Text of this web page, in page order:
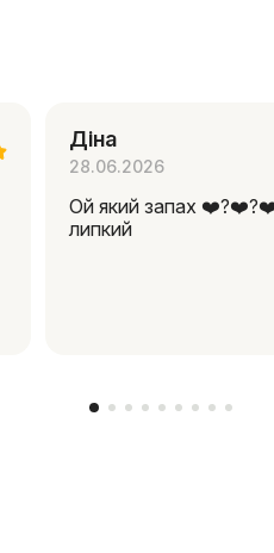
Діна
28.06.2026
Ой який запах
липкий